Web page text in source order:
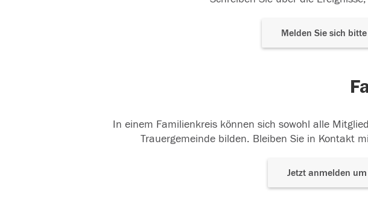
Melden Sie sich
In einem Familienkreis können sich sowohl alle
Trauergemeinde bilden. Bleiben Sie in Kontakt
Jetzt anmelden